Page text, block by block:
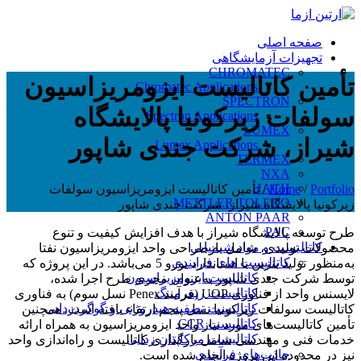
صفحه اصلی
تجهیزات آزمایشگاهی
CHROMATEC
Chromatec Applications
SPECTRON
Spectron Applications
LUMEX
Lumex Applications
TERMEX
NXA
HACH
METTLER TOLEDO
ANTON PAAR
PAC
کاتالیست و مواد شیمیایی
کاتالیست های فرایندی
کاتالیست ایزومریزاسیون
کاتالیست ریفرمینگ
کاتالیست تصفیه هیدروژنی و گوگردزدایی
کاتالیست CCR
کاتالیست مرکاپتان زدایی
جاذب‌های فرآیندی
تأمین کاتالیست ایزومریزاسیون
سولفات زیرکونیا پالایشگاه
شیراز، شرکت جندی شاپور
Home/Portfolio
/تأمین کاتالیست ایزومریزاسیون سولفات
زیرکونیا پالایشگاه شیراز، شرکت جندی شاپور
طرح توسعه پالایشگاه شیراز با هدف افزایش کیفیت و تنوع
محصولات تولیدی، شامل بازطراحی واحد ایزومریزاسیون نفتا
به‌منظور تولید بنزین با استاندارد یورو 5 می‌باشد. در این پروژه که
توسط شرکت جندی شاپور به‌عنوان مجری طرح اجرا شده،
لایسنس واحد از فناوری UOP (فرآیند Penex نسل سوم) به فناوری
کاتالیست سولفات زیرکونیا نسل پنجم ارتقاء یافته است. همچنین
تأمین کاتالیست‌های مورد نیاز واحد ایزومریزاسیون به همراه ارائه
خدمات فنی و مهندسی شامل بارگذاری کاتالیست و راه‌اندازی واحد
نیز در محدوده این پروژه انجام شده است.